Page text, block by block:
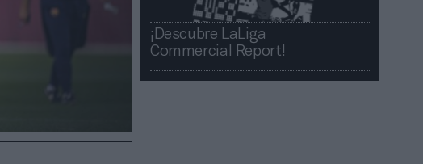
¡Descubre LaLiga
Commercial Report!​​